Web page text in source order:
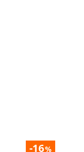
-16%